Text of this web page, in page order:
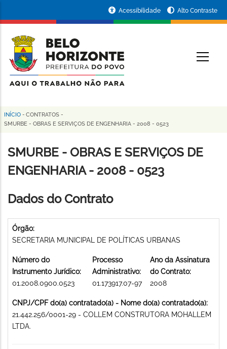
conteúdo
principal
da
Prefeitura
de
Horizonte
Acessibilidade Alto Contraste
Trilha
navegação
INÍCIO - CONTRATOS -
SMURBE - OBRAS E SERVIÇOS DE ENGENHARIA - 2008 - 0523
SMURBE - OBRAS E SERVIÇOS DE
ENGENHARIA - 2008 - 0523
Dados do Contrato
Órgão:
SECRETARIA MUNICIPAL DE POLÍTICAS URBANAS
Número do
Instrumento Jurídico:
01.2008.0900.0523
Processo
Administrativo:
01.173917.07-97
Ano da Assinatura
do Contrato:
2008
CNPJ/CPF do(a) contratado(a) - Nome do(a) contratado(a):
21.442.256/0001-29 - COLLEM CONSTRUTORA MOHALLEM
LTDA.